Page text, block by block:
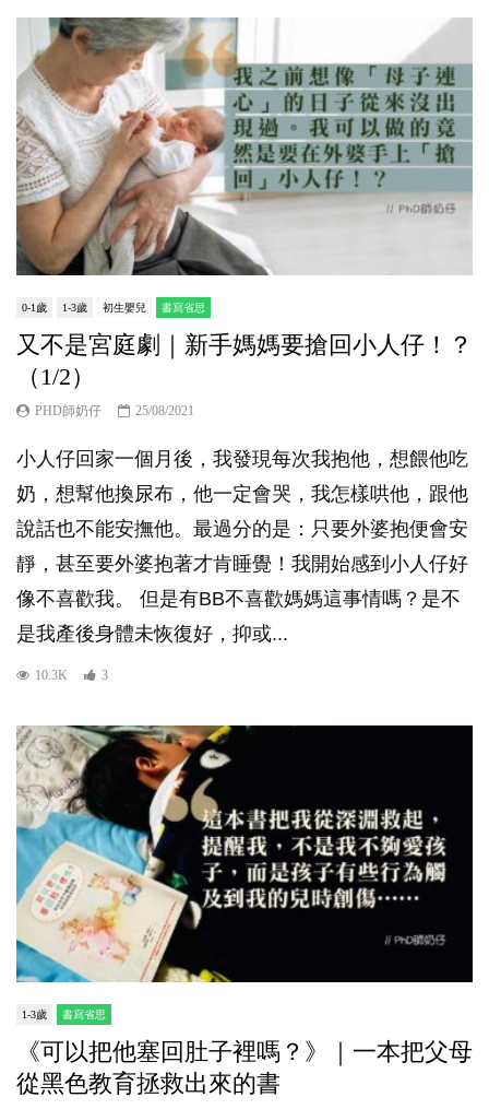
0-1歲 1-3歲 初生嬰兒 書寫省思
又不是宮庭劇｜新手媽媽要搶回小人仔！？
（1/2）
PHD師奶仔 25/08/2021
小人仔回家一個月後，我發現每次我抱他，想餵他吃
奶，想幫他換尿布，他一定會哭，我怎樣哄他，跟他
說話也不能安撫他。最過分的是：只要外婆抱便會安
靜，甚至要外婆抱著才肯睡覺！我開始感到小人仔好
像不喜歡我。 但是有BB不喜歡媽媽這事情嗎？是不
是我產後身體未恢復好，抑或...
10.3K 3
1-3歲 書寫省思
《可以把他塞回肚子裡嗎？》｜一本把父母
從黑色教育拯救出來的書